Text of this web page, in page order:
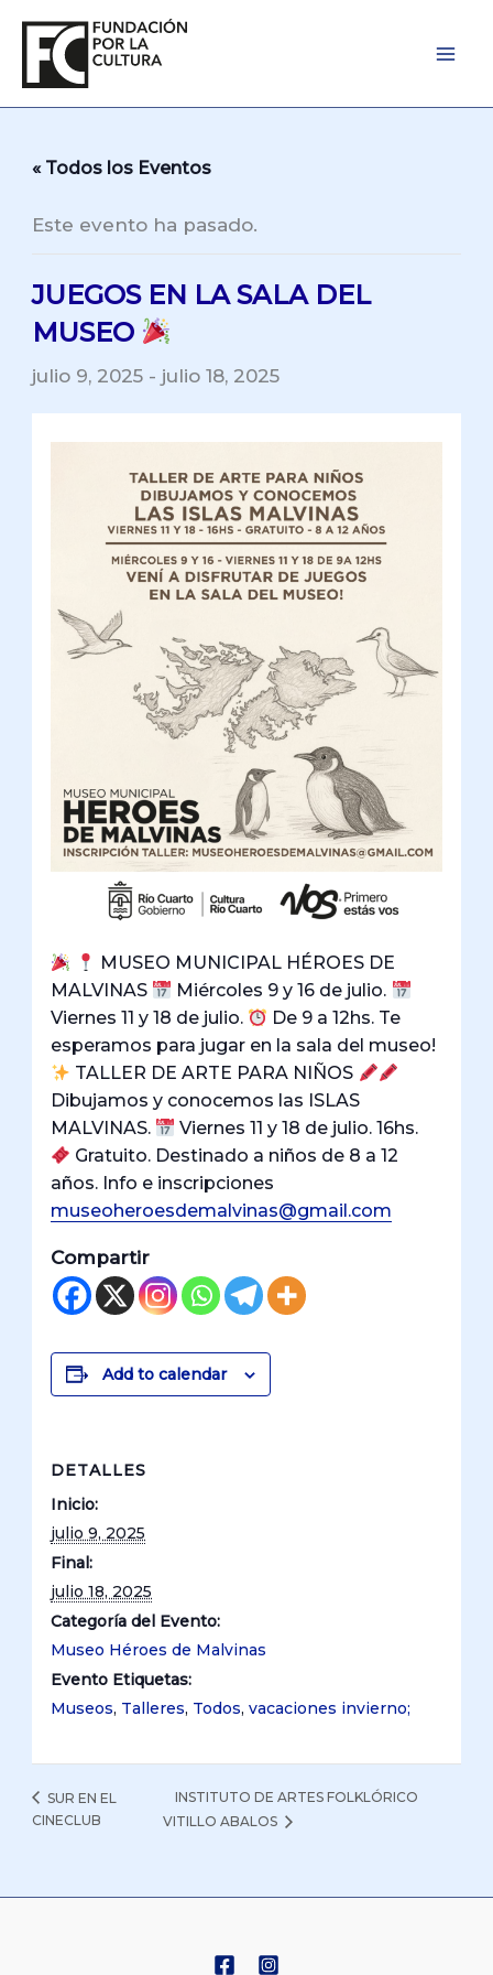
contenido
« Todos los Eventos
Este evento ha pasado.
JUEGOS EN LA SALA DEL
MUSEO
julio 9, 2025 - julio 18, 2025
MUSEO MUNICIPAL HÉROES DE
MALVINAS
Miércoles 9 y 16 de julio.
Viernes 11 y 18 de julio.
De 9 a 12hs. Te
esperamos para jugar en la sala del museo!
TALLER DE ARTE PARA NIÑOS
Dibujamos y conocemos las ISLAS
MALVINAS.
Viernes 11 y 18 de julio. 16hs.
Gratuito. Destinado a niños de 8 a 12
años. Info e inscripciones
museoheroesdemalvinas@gmail.com
Compartir
Add to calendar
DETALLES
Inicio:
julio 9, 2025
Final:
julio 18, 2025
Categoría del Evento:
Museo Héroes de Malvinas
Evento Etiquetas:
Museos, Talleres, Todos,vacaciones invierno;
SUR EN EL
CINECLUB
INSTITUTO DE ARTES FOLKLÓRICO
VITILLO ABALOS